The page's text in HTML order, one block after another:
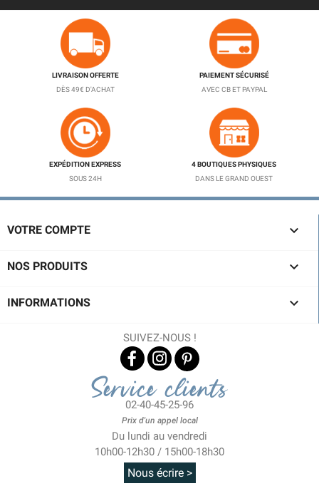
LIVRAISON OFFERTE
DÈS 49€ D'ACHAT
PAIEMENT SÉCURISÉ
AVEC CB ET PAYPAL
EXPÉDITION EXPRESS
SOUS 24H
4 BOUTIQUES PHYSIQUES
DANS LE GRAND OUEST
VOTRE COMPTE 
NOS PRODUITS 
INFORMATIONS 
SUIVEZ-NOUS !
Service clients
02-40-45-25-96
Prix d'un appel local
Du lundi au vendredi
10h00-12h30 / 15h00-18h30
Nous écrire >